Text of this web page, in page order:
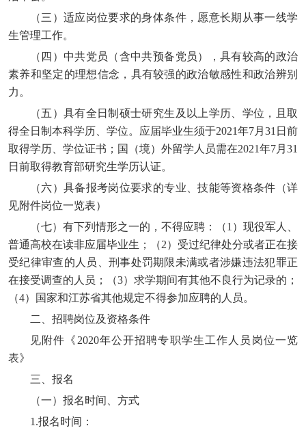
（三）适应岗位要求的身体条件，愿意长期从事一线学
生管理工作。
（四）中共党员（含中共预备党员），具有较高的政治
素养和坚定的理想信念，具有较强的政治敏感性和政治辨别
力。
（五）具有全日制硕士研究生及以上学历、学位，且取
得全日制本科学历、学位。应届毕业生须于2021年7月31日前
取得学历、学位证书；国（境）外留学人员需在2021年7月31
日前取得教育部研究生学历认证。
（六）具备报考岗位要求的专业、技能等资格条件（详
见附件岗位一览表）
（七）有下列情形之一的，不得应聘：（1）现役军人、
普通高校在读非应届毕业生；（2）受过纪律处分或者正在接
受纪律审查的人员、刑事处罚期限未满或者涉嫌违法犯罪正
在接受调查的人员；（3）求学期间有其他不良行为记录的；
（4）国家和江苏省其他规定不得参加应聘的人员。
二、招聘岗位及资格条件
见附件《2020年公开招聘专职学生工作人员岗位一览
表》
三、报名
（一）报名时间、方式
1.报名时间：